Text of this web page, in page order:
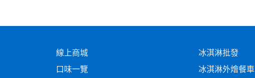
線上商城
口味一覽
冰淇淋批發
冰淇淋外燴餐車